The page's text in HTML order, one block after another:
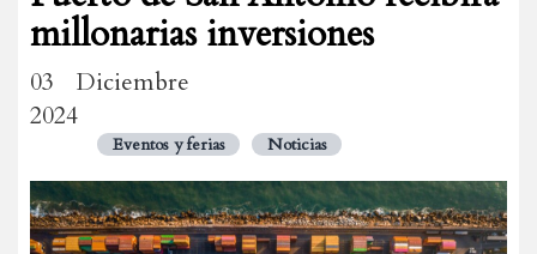
millonarias inversiones
03 Diciembre
2024
Eventos y ferias Noticias